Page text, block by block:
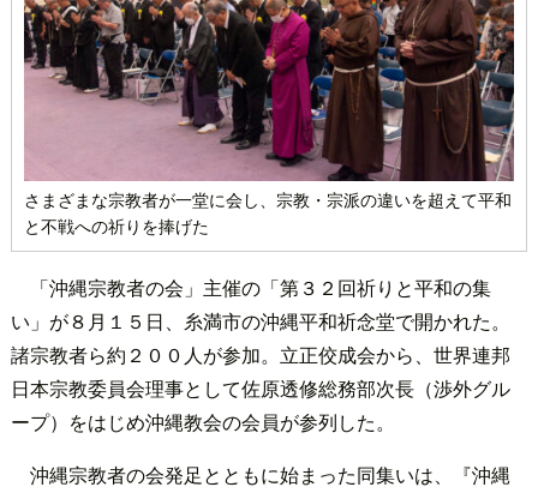
さまざまな宗教者が一堂に会し、宗教・宗派の違いを超えて平和
と不戦への祈りを捧げた
「沖縄宗教者の会」主催の「第３２回祈りと平和の集
い」が８月１５日、糸満市の沖縄平和祈念堂で開かれた。
諸宗教者ら約２００人が参加。立正佼成会から、世界連邦
日本宗教委員会理事として佐原透修総務部次長（渉外グル
ープ）をはじめ沖縄教会の会員が参列した。
沖縄宗教者の会発足とともに始まった同集いは、『沖縄